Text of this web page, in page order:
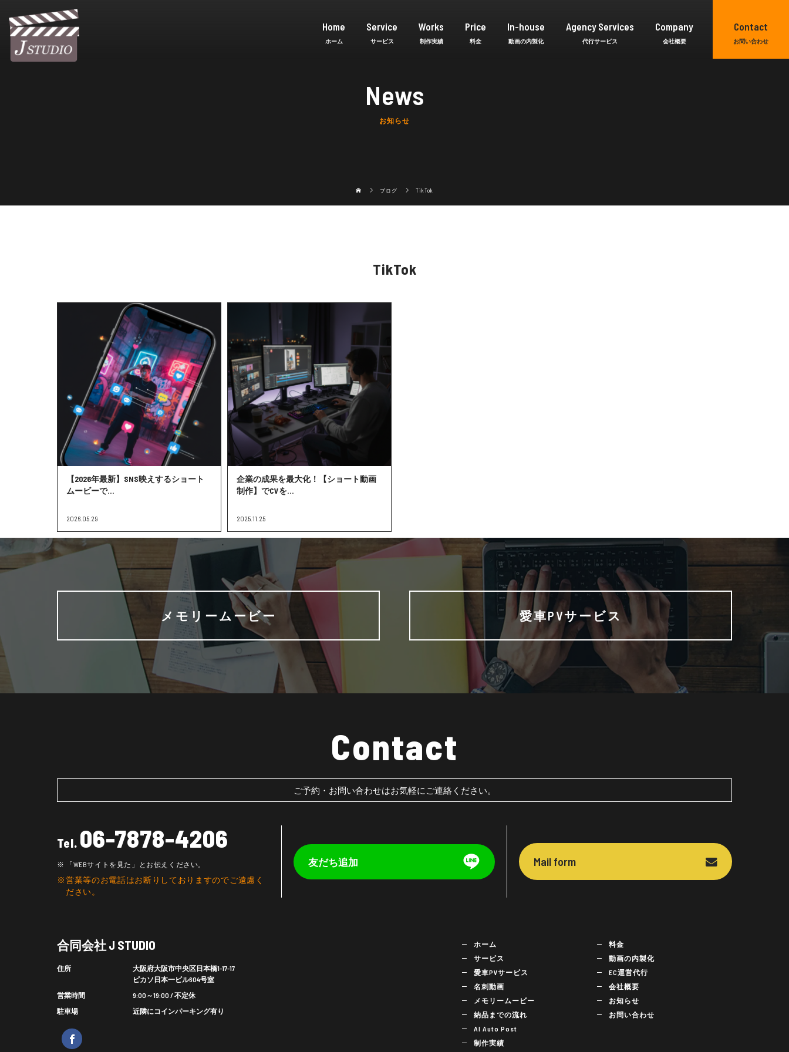
Home Service Works Price In-house Agency Services Company Contact
News
お知らせ
ブログ TikTok
TikTok
【2026年最新】SNS映えするショート
ムービーで...
2026.05.29
企業の成果を最大化！【ショート動画
制作】でCVを...
2025.11.25
メモリームービー 愛車PVサービス
Contact
ご予約・お問い合わせはお気軽にご連絡ください。
Tel. 06-7878-4206
「WEBサイトを見た」とお伝えください。
営業等のお電話はお断りしておりますのでご遠慮く
ださい。
友だち追加 Mail form
合同会社 J STUDIO
住所
大阪府大阪市中央区日本橋1-17-17
ピカソ日本一ビル604号室
営業時間
9:00～19:00 / 不定休
駐車場
近隣にコインパーキング有り
ホーム
サービス
愛車PVサービス
名刺動画
メモリームービー
納品までの流れ
AI Auto Post
制作実績
料金
動画の内製化
EC運営代行
会社概要
お知らせ
お問い合わせ